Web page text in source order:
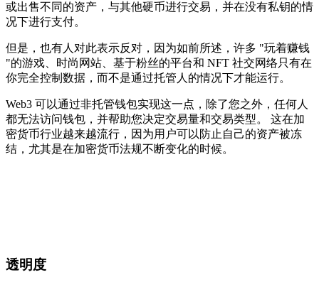
或出售不同的资产，与其他硬币进行交易，并在没有私钥的情
况下进行支付。
但是，也有人对此表示反对，因为如前所述，许多 "玩着赚钱
"的游戏、时尚网站、基于粉丝的平台和 NFT 社交网络只有在
你完全控制数据，而不是通过托管人的情况下才能运行。
Web3 可以通过非托管钱包实现这一点，除了您之外，任何人
都无法访问钱包，并帮助您决定交易量和交易类型。 这在加
密货币行业越来越流行，因为用户可以防止自己的资产被冻
结，尤其是在加密货币法规不断变化的时候。
透明度